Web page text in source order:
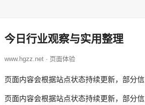
今日行业观察与实用整理
www.hgzz.net · 页面体验
页面内容会根据站点状态持续更新，部分
页面内容会根据站点状态持续更新，部分